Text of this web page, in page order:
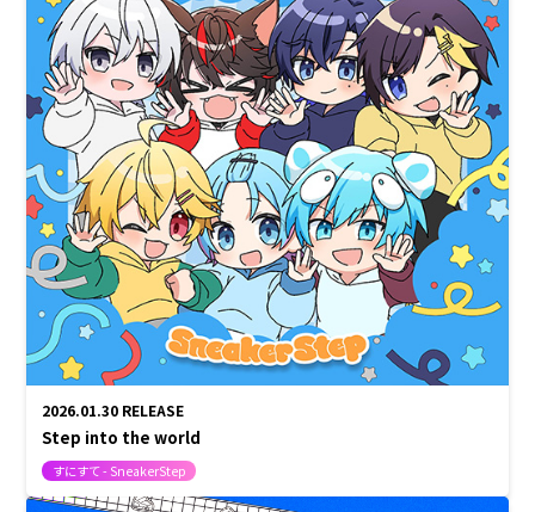
2026.01.30 RELEASE
Step into the world
すにすて - SneakerStep